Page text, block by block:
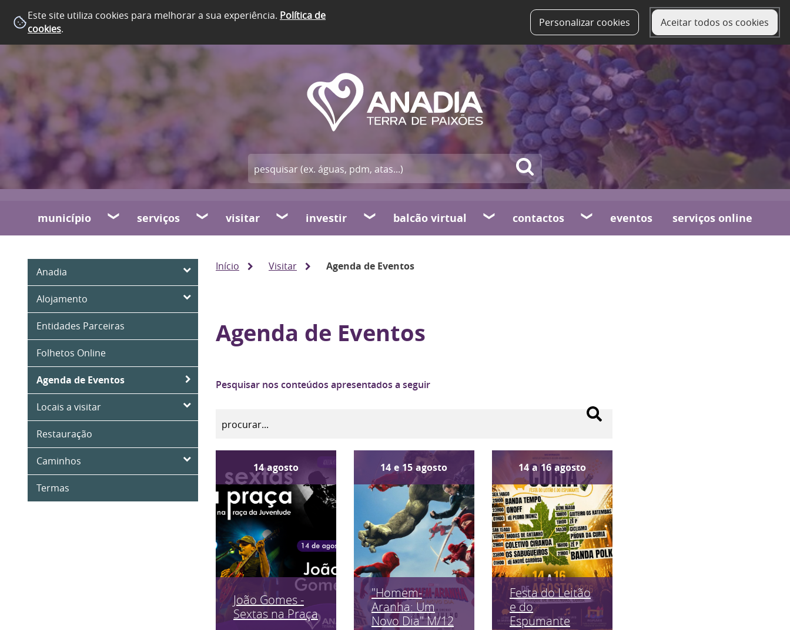
Este site utiliza cookies para melhorar a sua experiência. Política de
cookies. Personalizar cookies Aceitar todos os cookies
município serviços visitar investir balcão virtual contactos eventos serviços online
Anadia
Alojamento
Entidades Parceiras
Folhetos Online
Agenda de Eventos
Locais a visitar
Restauração
Caminhos
Termas
Início Visitar Agenda de Eventos
Agenda de Eventos
Pesquisar nos conteúdos apresentados a seguir
14 agosto
João Gomes -
Sextas na Praça
14 e 15 agosto
"Homem-
Aranha: Um
Novo Dia" M/12
14 a 16 agosto
Festa do Leitão
e do
Espumante